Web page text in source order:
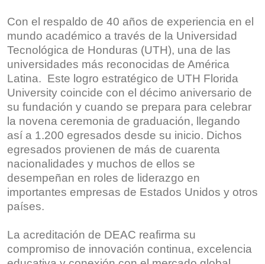
Con el respaldo de 40 años de experiencia en el
mundo académico a través de la Universidad
Tecnológica de Honduras (UTH), una de las
universidades más reconocidas de América
Latina. Este logro estratégico de UTH Florida
University coincide con el décimo aniversario de
su fundación y cuando se prepara para celebrar
la novena ceremonia de graduación, llegando
así a 1.200 egresados desde su inicio. Dichos
egresados provienen de más de cuarenta
nacionalidades y muchos de ellos se
desempeñan en roles de liderazgo en
importantes empresas de Estados Unidos y otros
países.
La acreditación de DEAC reafirma su
compromiso de innovación continua, excelencia